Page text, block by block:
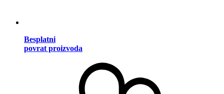
Besplatni
povrat proizvoda